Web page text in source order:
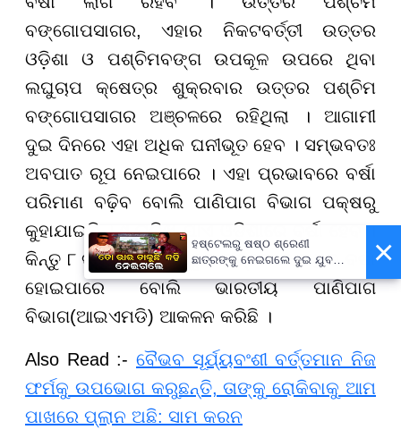
ବଙ୍ଗୋପସାଗର, ଏହାର ନିକଟବର୍ତ୍ତୀ ଉତ୍ତର
ଓଡ଼ିଶା ଓ ପଶ୍ଚିମବଙ୍ଗ ଉପକୂଳ ଉପରେ ଥିବା
ଲଘୁଚାପ କ୍ଷେତ୍ର ଶୁକ୍ରବାର ଉତ୍ତର ପଶ୍ଚିମ
ବଙ୍ଗୋପସାଗର ଅଞ୍ଚଳରେ ରହିଥିଲା । ଆଗାମୀ
ଦୁଇ ଦିନରେ ଏହା ଅଧିକ ଘନୀଭୂତ ହେବ । ସମ୍ଭବତଃ
ଅବପାତ ରୂପ ନେଇପାରେ । ଏହା ପ୍ରଭାବରେ ବର୍ଷା
ପରିମାଣ ବଢ଼ିବ ବୋଲି ପାଣିପାଗ ବିଭାଗ ପକ୍ଷରୁ
କୁହାଯାଇଛି । ୯ ତାରିଖ ଯାଏ ଓଡ଼ିଶାରେ ବର୍ଷା ହେବ ।
କିନ୍ତୁ ୮ ତାରିଖ ଯାଏ ବିସ୍ତୃତ ଅଞ୍ଚଳରେ ଅଧିକ ବର୍ଷା
ହୋଇପାରେ ବୋଲି ଭାରତୀୟ ପାଣିପାଗ
ବିଭାଗ(ଆଇଏମଡି) ଆକଳନ କରିଛି ।
Also Read :- ବୈଭବ ସୂର୍ଯ୍ୟବଂଶୀ ବର୍ତ୍ତମାନ ନିଜ
ଫର୍ମକୁ ଉପଭୋଗ କରୁଛନ୍ତି, ତାଙ୍କୁ ରୋକିବାକୁ ଆମ
ପାଖରେ ପ୍ଲାନ ଅଛି: ସାମ କରନ
×
ହଷ୍ଟେଲରୁ ଷଷ୍ଠ ଶ୍ରେଣୀ
ଛାତ୍ରଙ୍କୁ ନେଇଗଲେ ଦୁଇ ଯୁବକ,
ପୁଅକୁ ଖୋଜି ଆଣିବାକୁ ମାଆଙ୍କ
ନିବେଦନ